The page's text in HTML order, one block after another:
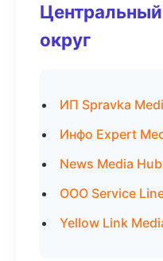
округ
ИП Spravka
Инфо Expert
News Media
ООО Service
Yellow Link